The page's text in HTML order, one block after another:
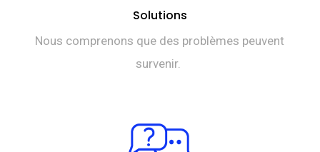
Solutions
Nous comprenons que des problèmes peuvent
survenir.